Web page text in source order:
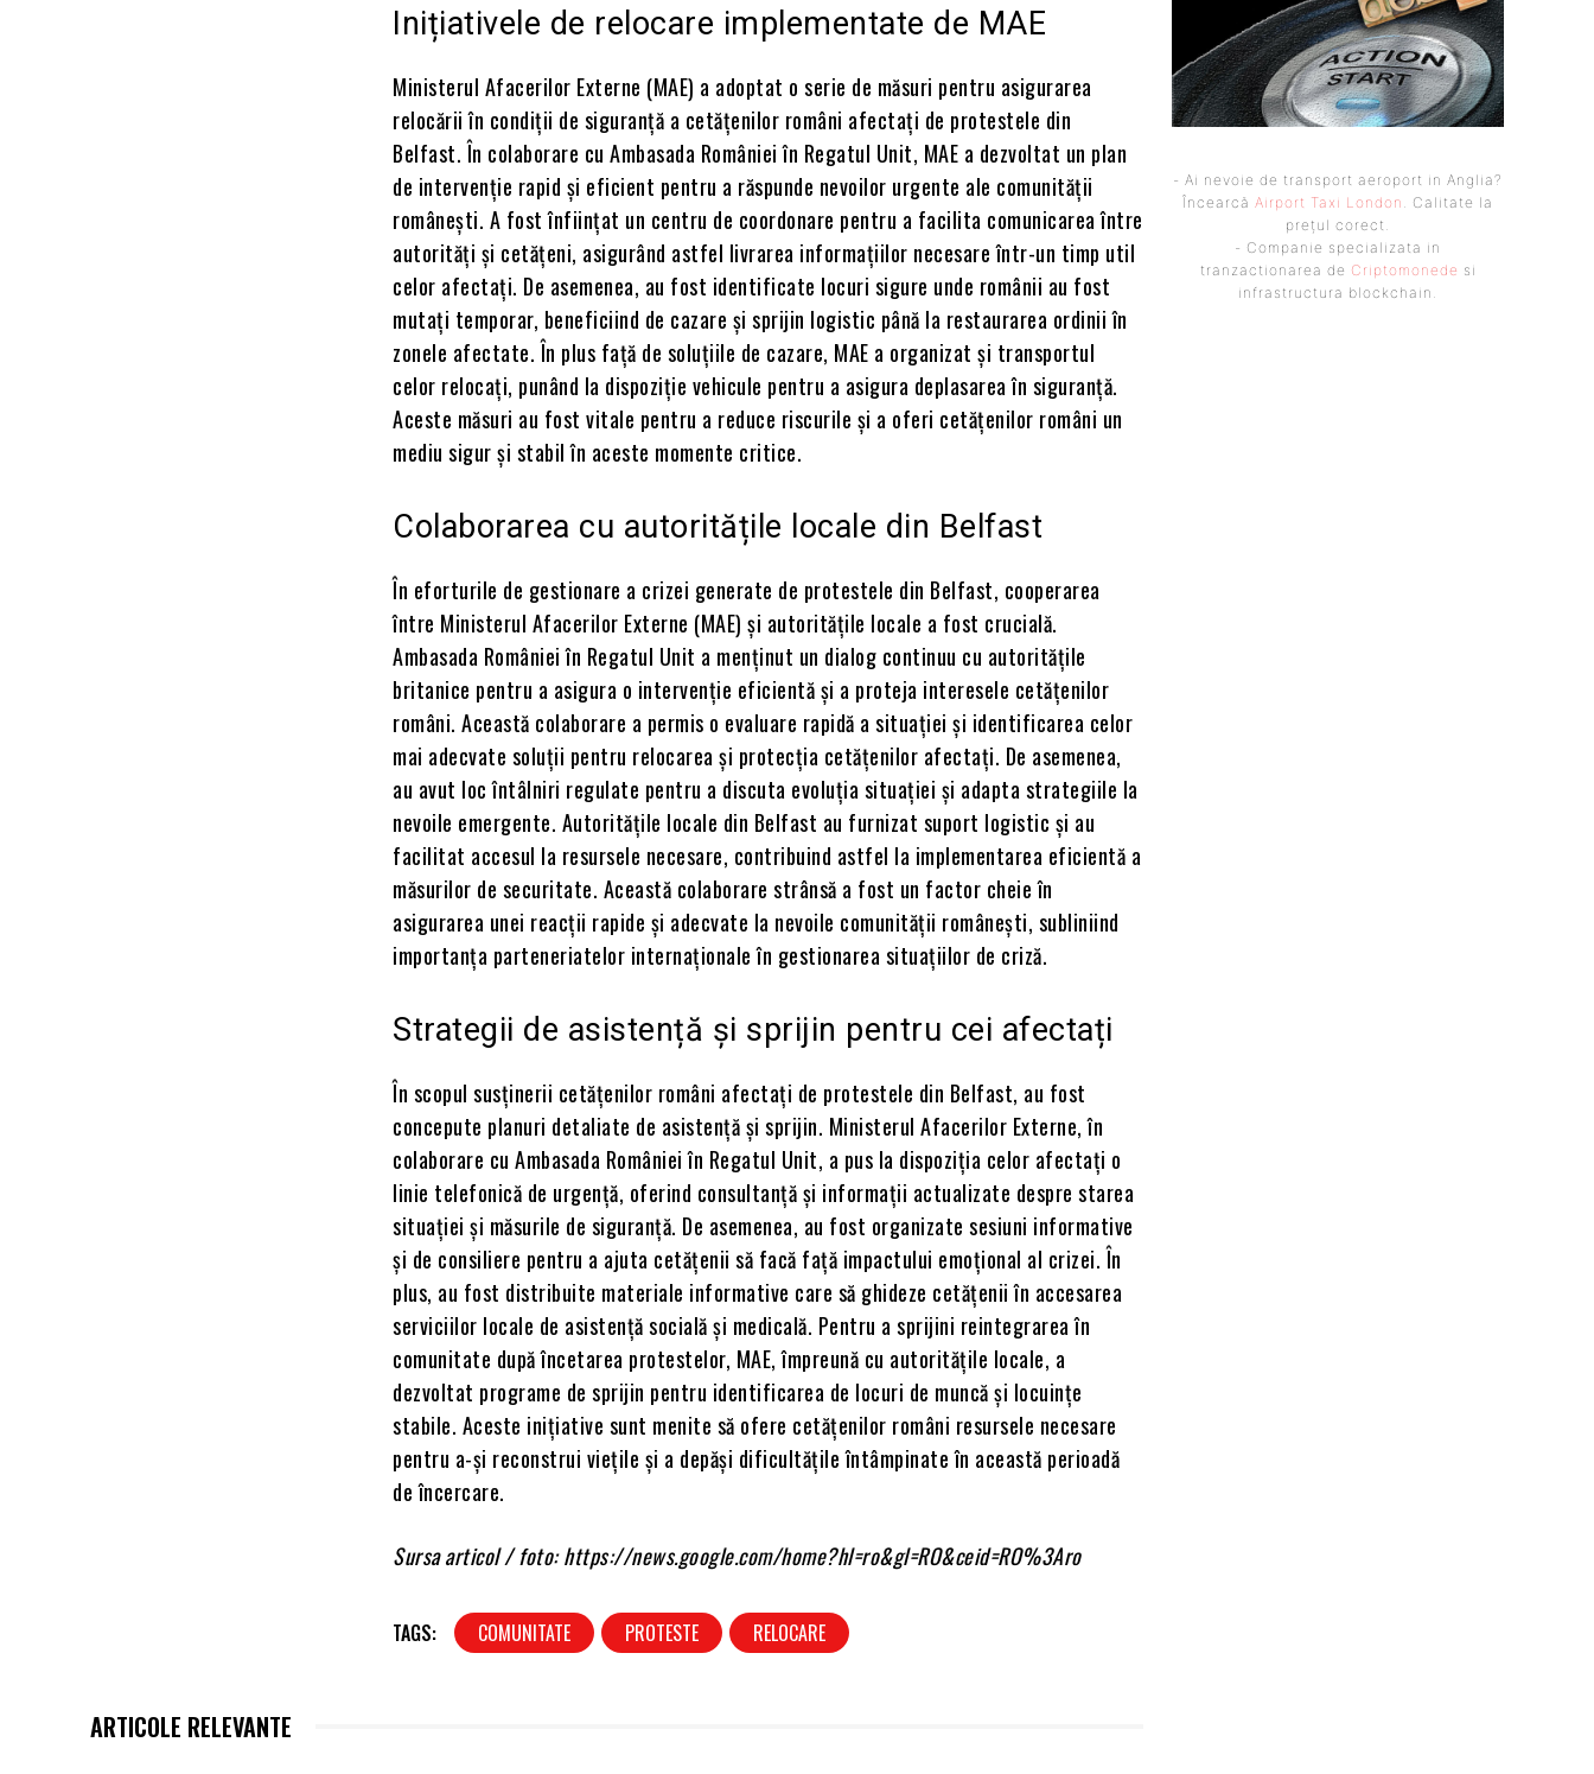
Inițiativele de relocare implementate de MAE
Ministerul Afacerilor Externe (MAE) a adoptat o serie de măsuri pentru asigurarea
relocării în condiții de siguranță a cetățenilor români afectați de protestele din
Belfast. În colaborare cu Ambasada României în Regatul Unit, MAE a dezvoltat un plan
de intervenție rapid și eficient pentru a răspunde nevoilor urgente ale comunității
românești. A fost înființat un centru de coordonare pentru a facilita comunicarea între
autorități și cetățeni, asigurând astfel livrarea informațiilor necesare într-un timp util
celor afectați. De asemenea, au fost identificate locuri sigure unde românii au fost
mutați temporar, beneficiind de cazare și sprijin logistic până la restaurarea ordinii în
zonele afectate. În plus față de soluțiile de cazare, MAE a organizat și transportul
celor relocați, punând la dispoziție vehicule pentru a asigura deplasarea în siguranță.
Aceste măsuri au fost vitale pentru a reduce riscurile și a oferi cetățenilor români un
mediu sigur și stabil în aceste momente critice.
Colaborarea cu autoritățile locale din Belfast
În eforturile de gestionare a crizei generate de protestele din Belfast, cooperarea
între Ministerul Afacerilor Externe (MAE) și autoritățile locale a fost crucială.
Ambasada României în Regatul Unit a menținut un dialog continuu cu autoritățile
britanice pentru a asigura o intervenție eficientă și a proteja interesele cetățenilor
români. Această colaborare a permis o evaluare rapidă a situației și identificarea celor
mai adecvate soluții pentru relocarea și protecția cetățenilor afectați. De asemenea,
au avut loc întâlniri regulate pentru a discuta evoluția situației și adapta strategiile la
nevoile emergente. Autoritățile locale din Belfast au furnizat suport logistic și au
facilitat accesul la resursele necesare, contribuind astfel la implementarea eficientă a
măsurilor de securitate. Această colaborare strânsă a fost un factor cheie în
asigurarea unei reacții rapide și adecvate la nevoile comunității românești, subliniind
importanța parteneriatelor internaționale în gestionarea situațiilor de criză.
Strategii de asistență și sprijin pentru cei afectați
În scopul susținerii cetățenilor români afectați de protestele din Belfast, au fost
concepute planuri detaliate de asistență și sprijin. Ministerul Afacerilor Externe, în
colaborare cu Ambasada României în Regatul Unit, a pus la dispoziția celor afectați o
linie telefonică de urgență, oferind consultanță și informații actualizate despre starea
situației și măsurile de siguranță. De asemenea, au fost organizate sesiuni informative
și de consiliere pentru a ajuta cetățenii să facă față impactului emoțional al crizei. În
plus, au fost distribuite materiale informative care să ghideze cetățenii în accesarea
serviciilor locale de asistență socială și medicală. Pentru a sprijini reintegrarea în
comunitate după încetarea protestelor, MAE, împreună cu autoritățile locale, a
dezvoltat programe de sprijin pentru identificarea de locuri de muncă și locuințe
stabile. Aceste inițiative sunt menite să ofere cetățenilor români resursele necesare
pentru a-și reconstrui viețile și a depăși dificultățile întâmpinate în această perioadă
de încercare.
Sursa articol / foto: https://news.google.com/home?hl=ro&gl=RO&ceid=RO%3Aro
TAGS: COMUNITATE PROTESTE RELOCARE
ARTICOLE RELEVANTE
- Ai nevoie de transport aeroport in Anglia?
Încearcă Airport Taxi London . Calitate la
prețul corect.
- Companie specializata in
tranzactionarea de Criptomonede si
infrastructura blockchain.